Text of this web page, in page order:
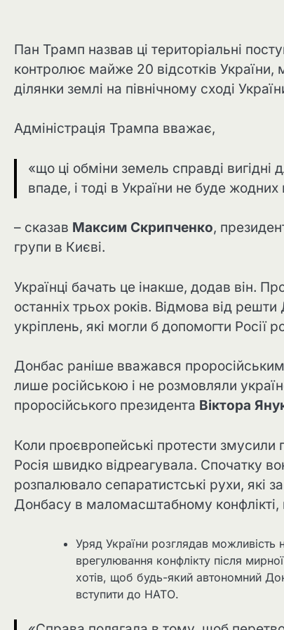
Пан Трамп назвав ці територіальні
контролює майже 20 відсотків
ділянки землі на північному сході
Адміністрація Трампа вважає,
«що ці обміни земель справді
впаде, і тоді в України не буде
– сказав Максим Скрипченко,
групи в Києві.
Українці бачать це інакше, додав він.
останніх трьох років. Відмова від
укріплень, які могли б допомогти Росії
Донбас раніше вважався
лише російською і не розмовляли
проросійського президента Віктора
Коли проєвропейські протести змусили
Росія швидко відреагувала. Спочатку
розпалювало сепаратистські рухи, які
Донбасу в маломасштабному
Уряд України розглядав
врегулювання конфлікту після
хотів, щоб будь-який автономний
вступити до НАТО.